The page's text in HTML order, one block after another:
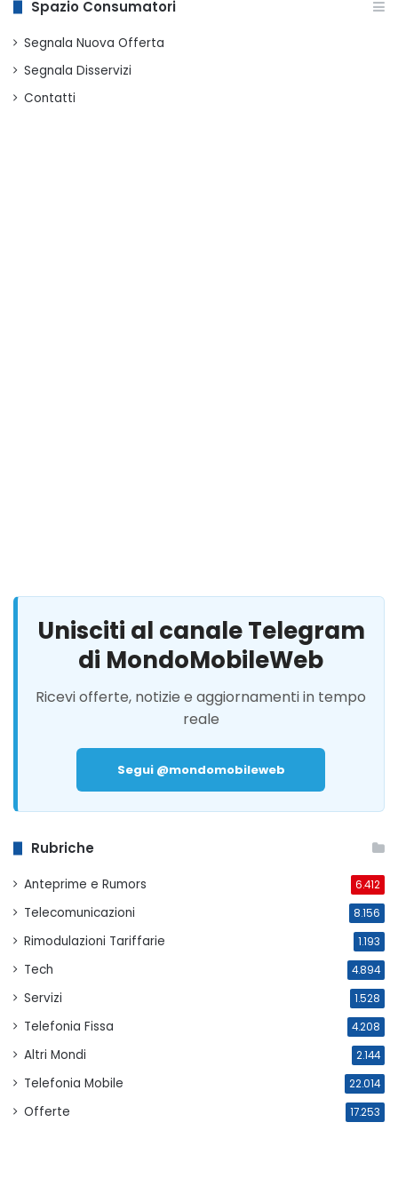
Spazio Consumatori
Segnala Nuova Offerta
Segnala Disservizi
Contatti
Unisciti al canale Telegram
di MondoMobileWeb
Ricevi offerte, notizie e aggiornamenti in tempo
reale
Segui @mondomobileweb
Rubriche
Anteprime e Rumors 6.412
Telecomunicazioni 8.156
Rimodulazioni Tariffarie 1.193
Tech 4.894
Servizi 1.528
Telefonia Fissa 4.208
Altri Mondi 2.144
Telefonia Mobile 22.014
Offerte 17.253